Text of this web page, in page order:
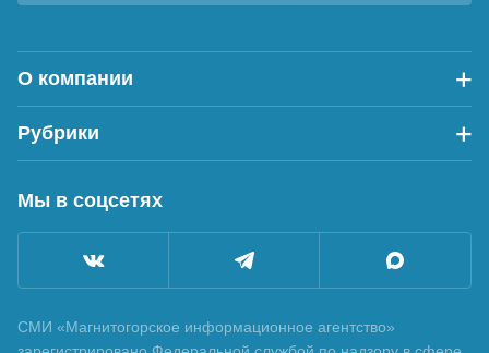
О компании
Рубрики
Мы в соцсетях
СМИ «Магнитогорское информационное агентство»